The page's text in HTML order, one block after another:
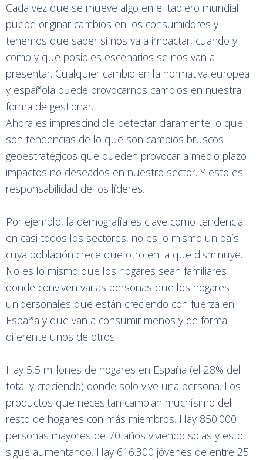
Cada vez que se mueve algo en el tablero mundial
puede originar cambios en los consumidores y
tenemos que saber si nos va a impactar, cuando y
como y que posibles escenarios se nos van a
presentar. Cualquier cambio en la normativa europea
y española puede provocarnos cambios en nuestra
forma de gestionar.
Ahora es imprescindible detectar claramente lo que
son tendencias de lo que son cambios bruscos
geoestratégicos que pueden provocar a medio plazo
impactos no deseados en nuestro sector. Y esto es
responsabilidad de los líderes.
Por ejemplo, la demografía es clave como tendencia
en casi todos los sectores, no es lo mismo un país
cuya población crece que otro en la que disminuye.
No es lo mismo que los hogares sean familiares
donde conviven varias personas que los hogares
unipersonales que están creciendo con fuerza en
España y que van a consumir menos y de forma
diferente unos de otros.
Hay 5,5 millones de hogares en España (el 28% del
total y creciendo) donde solo vive una persona. Los
productos que necesitan cambian muchísimo del
resto de hogares con más miembros. Hay 850.000
personas mayores de 70 años viviendo solas y esto
sigue aumentando. Hay 616.300 jóvenes de entre 25